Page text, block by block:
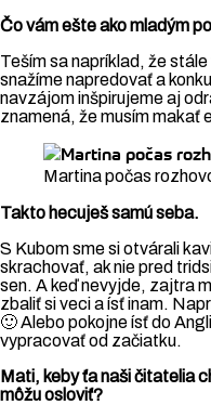
Čo vám ešte ako mladým
Teším sa napríklad, že
snažíme napredovať a
navzájom inšpirujeme aj
znamená, že musím makať
Martina počas
Takto hecuješ samú seba.
S Kubom sme si otvárali
skrachovať, ak nie pred
sen. A keď nevyjde, zajtra
zbaliť si veci a ísť inam.
🙂 Alebo pokojne ísť do
vypracovať od začiatku.
Mati, keby ťa naši čitatelia
môžu osloviť?